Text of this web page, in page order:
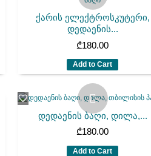
ქარის ელექტროსკუტერი,
დედაენის...
₾180.00
Add to Cart
დედაენის ბაღი, დილა,...
₾180.00
Add to Cart